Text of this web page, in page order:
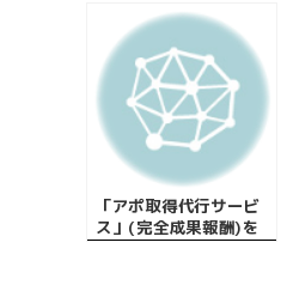
「アポ取得代行サービ
ス」(完全成果報酬)を